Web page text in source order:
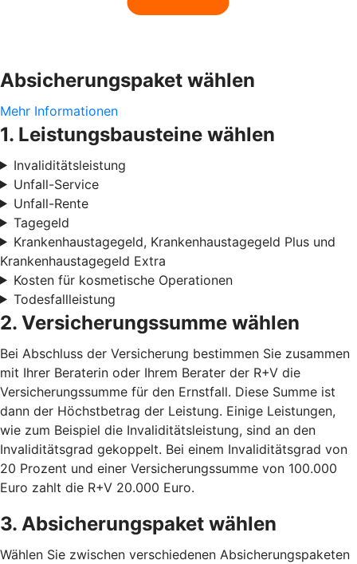
Absicherungspaket wählen
Mehr Informationen
1. Leistungsbausteine wählen
Invaliditätsleistung
Unfall-Service
Unfall-Rente
Tagegeld
Krankenhaustagegeld, Krankenhaustagegeld Plus und
Krankenhaustagegeld Extra
Kosten für kosmetische Operationen
Todesfallleistung
2. Versicherungssumme wählen
Bei Abschluss der Versicherung bestimmen Sie zusammen
mit Ihrer Beraterin oder Ihrem Berater der R+V die
Versicherungssumme für den Ernstfall. Diese Summe ist
dann der Höchstbetrag der Leistung. Einige Leistungen,
wie zum Beispiel die Invaliditätsleistung, sind an den
Invaliditätsgrad gekoppelt. Bei einem Invaliditätsgrad von
20 Prozent und einer Versicherungssumme von 100.000
Euro zahlt die R+V 20.000 Euro.
3. Absicherungspaket wählen
Wählen Sie zwischen verschiedenen Absicherungspaketen